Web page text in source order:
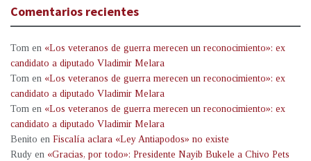
Comentarios recientes
Tom en «Los veteranos de guerra merecen un reconocimiento»: ex
candidato a diputado Vladimir Melara
Tom en «Los veteranos de guerra merecen un reconocimiento»: ex
candidato a diputado Vladimir Melara
Tom en «Los veteranos de guerra merecen un reconocimiento»: ex
candidato a diputado Vladimir Melara
Benito en Fiscalía aclara «Ley Antiapodos» no existe
Rudy en «Gracias, por todo»: Presidente Nayib Bukele a Chivo Pets